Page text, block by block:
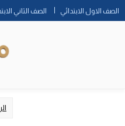
الصف الاول الابتدائي الصف الثاني